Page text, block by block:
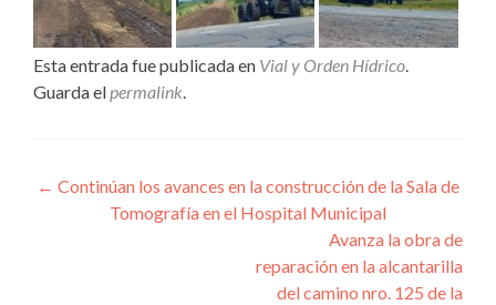
Esta entrada fue publicada en Vial y Orden Hídrico.
Guarda elpermalink.
Navegación
← Continúan los avances en la construcción de la Sala de
Tomografía en el Hospital Municipal
Avanza la obra de
reparación en la alcantarilla
del camino nro. 125 de la